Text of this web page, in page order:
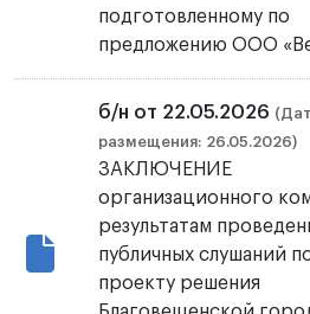
подготовленному по
предложению ООО
б/н от 22.05.2026
размещения: 26.05.2026)
ЗАКЛЮЧЕНИЕ
организационного
результатам
публичных слушаний
проекту решения